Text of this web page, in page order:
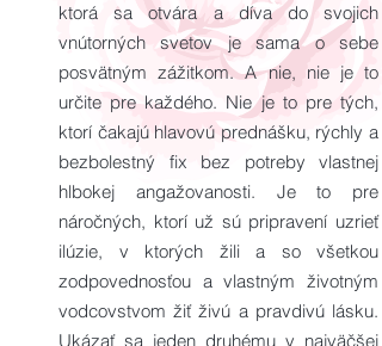
ktorá sa otvára a díva do svojich
vnútorných svetov je sama o sebe
posvätným zážitkom. A nie, nie je to
určite pre každého. Nie je to pre tých,
ktorí čakajú hlavovú prednášku, rýchly a
bezbolestný fix bez potreby vlastnej
hlbokej angažovanosti. Je to pre
náročných, ktorí už sú pripravení uzrieť
ilúzie, v ktorých žili a so všetkou
zodpovednosťou a vlastným životným
vodcovstvom žiť živú a pravdivú lásku.
Ukázať sa jeden druhému v najväčšej